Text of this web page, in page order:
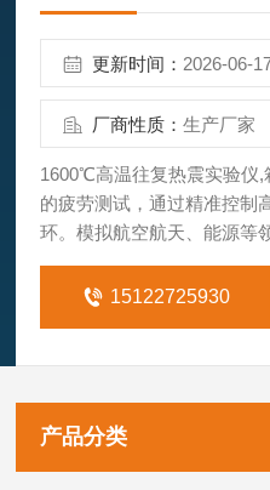
更新时间： 2026-06-
厂商性质：生产厂家
1600℃高温往复热震实验仪
的疲劳测试，通过精准控制
环。模拟航空航天、能源等
受的高温氧化、极速冷热循
涂层、合金材料、特种耐火
15122725930
产品分类